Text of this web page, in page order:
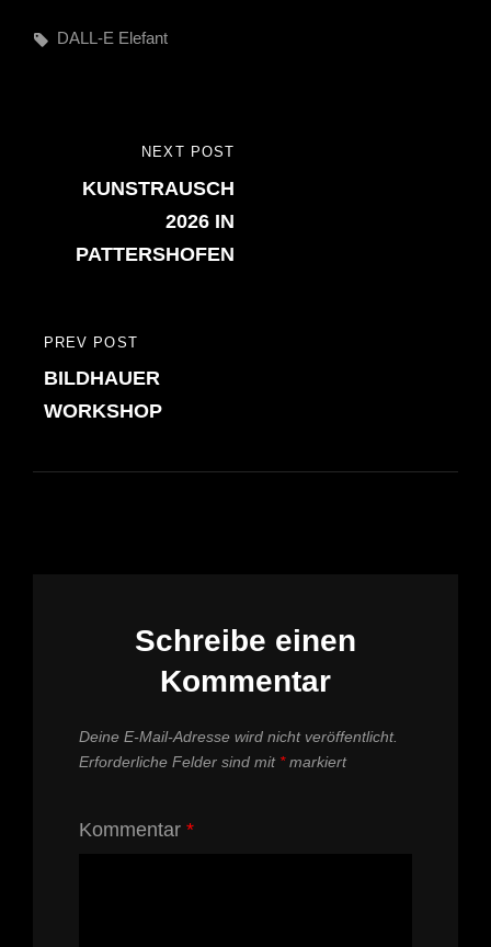
Tags,
DALL-E Elefant
Beitragsnavigation
PREVIOUS
POST
PREV POST
BILDHAUER
WORKSHOP
POST
NEXT POST
KUNSTRAUSCH
2026 IN
PATTERSHOFEN
Schreibe einen
Kommentar
Deine E-Mail-Adresse wird nicht veröffentlicht.
Erforderliche Felder sind mit *markiert
Kommentar *